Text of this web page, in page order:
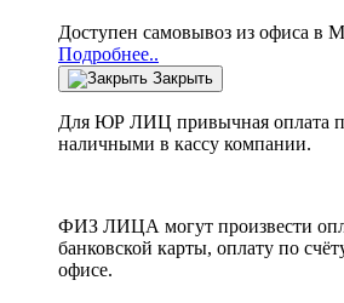
Доступен самовывоз из офиса в
Подробнее..
Закрыть
Для ЮР ЛИЦ привычная оплата
наличными в кассу компании.
ФИЗ ЛИЦА могут произвести
банковской карты, оплату по
офисе.